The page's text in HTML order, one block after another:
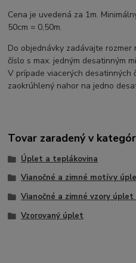
Cena je uvedená za 1m.
50cm = 0,50m.
Do objednávky zadávajte
číslo s max. jedným desatinným
V prípade viacerých desatinných
zaokrúhlený nahor na jedno
Tovar zaradený v
Úplet a teplákovina
Vianočné a zimné motívy
Vianočné a zimné vzory
Vzorovaný úplet